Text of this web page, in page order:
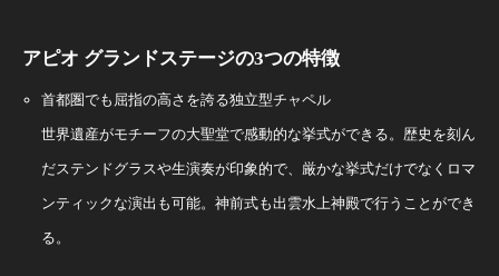
アピオ グランドステージの3つの特徴
首都圏でも屈指の高さを誇る独立型チャペル
世界遺産がモチーフの大聖堂で感動的な挙式ができる。歴史を刻ん
だステンドグラスや生演奏が印象的で、厳かな挙式だけでなくロマ
ンティックな演出も可能。神前式も出雲水上神殿で行うことができ
る。